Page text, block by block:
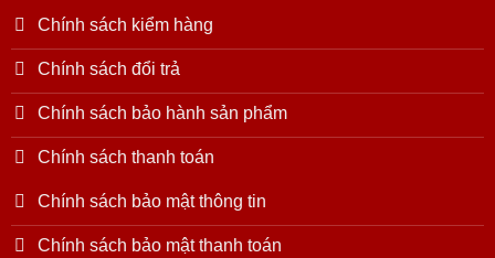
Chính sách kiểm hàng
Chính sách đổi trả
Chính sách bảo hành sản phẩm
Chính sách thanh toán
Chính sách bảo mật thông tin
Chính sách bảo mật thanh toán